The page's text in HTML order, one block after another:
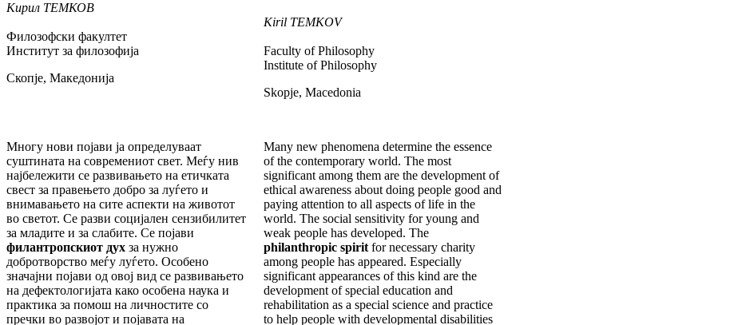
Кирил ТЕМКОВ
Филозофски факултет
Институт за филозофија
Скопје, Македонија
Kiril TEMKOV
Faculty of Philosophy
Institute of Philosophy
Skopje, Macedonia
Многу нови појави ја определуваат
суштината на современиот свет. Меѓу нив
најбележити се развивањето на етичката
свест за правењето добро за луѓето и
внимавањето на сите аспекти на животот
во светот. Се разви социјален сензибилитет
за младите и за слабите. Се појави
филантропскиот дух за нужно
добротворство меѓу луѓето. Особено
значајни појави од овој вид се развивањето
на дефектологијата како особена наука и
практика за помош на личностите со
пречки во развојот и појавата на
Many new phenomena determine the essence
of the contemporary world. The most
significant among them are the development of
ethical awareness about doing people good and
paying attention to all aspects of life in the
world. The social sensitivity for young and
weak people has developed. The
philanthropic spirit for necessary charity
among people has appeared. Especially
significant appearances of this kind are the
development of special education and
rehabilitation as a special science and practice
to help people with developmental disabilities